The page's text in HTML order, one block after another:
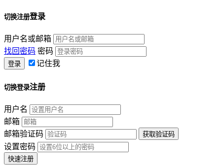
切换注册登录
用户名或邮箱
找回密码 密码
记住我
切换登录注册
用户名
邮箱
邮箱验证码
设置密码